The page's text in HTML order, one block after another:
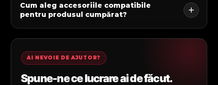
Cum aleg accesoriile compatibile
pentru produsul cumpărat?
AI NEVOIE DE AJUTOR?
Spune-ne ce lucrare ai de făcut.